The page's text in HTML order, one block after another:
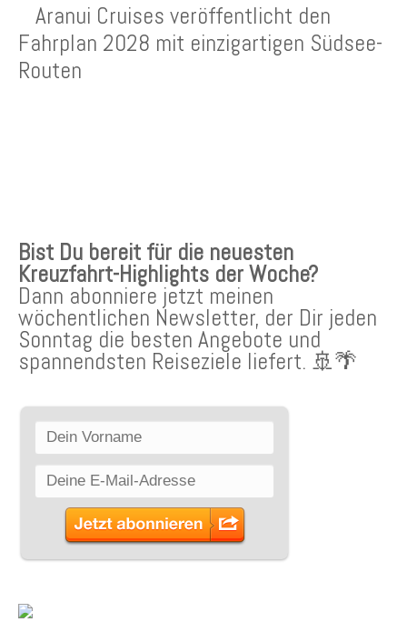
Aranui Cruises veröffentlicht den
Fahrplan 2028 mit einzigartigen Südsee-
Routen
Bist Du bereit für die neuesten
Kreuzfahrt-Highlights der Woche?
Dann abonniere jetzt meinen
wöchentlichen Newsletter, der Dir jeden
Sonntag die besten Angebote und
spannendsten Reiseziele liefert. 🚢🌴